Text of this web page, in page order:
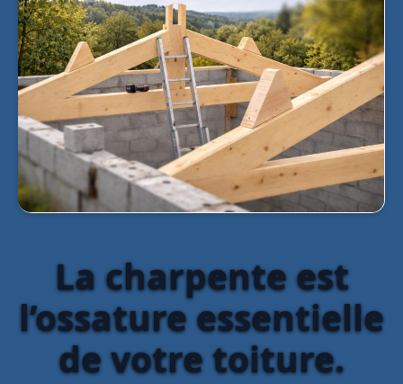
La charpente est
l’ossature essentielle
de votre toiture.